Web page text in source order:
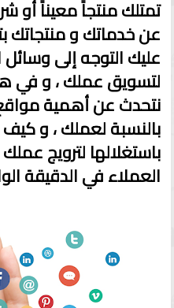
تمتلك منتجاً معيناً أو
عن خدماتك و
عليك التوجه إلى
لتسويق عملك ، و في
نتحدث عن أهمية
بالنسبة لعملك ، و
باستغلالها لترويج
العملاء في الدقيقة